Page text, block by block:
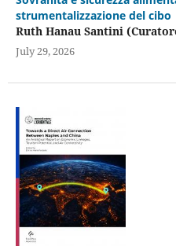
strumentalizzazione del cibo
Ruth Hanau Santini
July 29, 2026